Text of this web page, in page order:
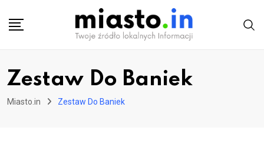
Zestaw Do Baniek
Miasto.in Zestaw Do Baniek